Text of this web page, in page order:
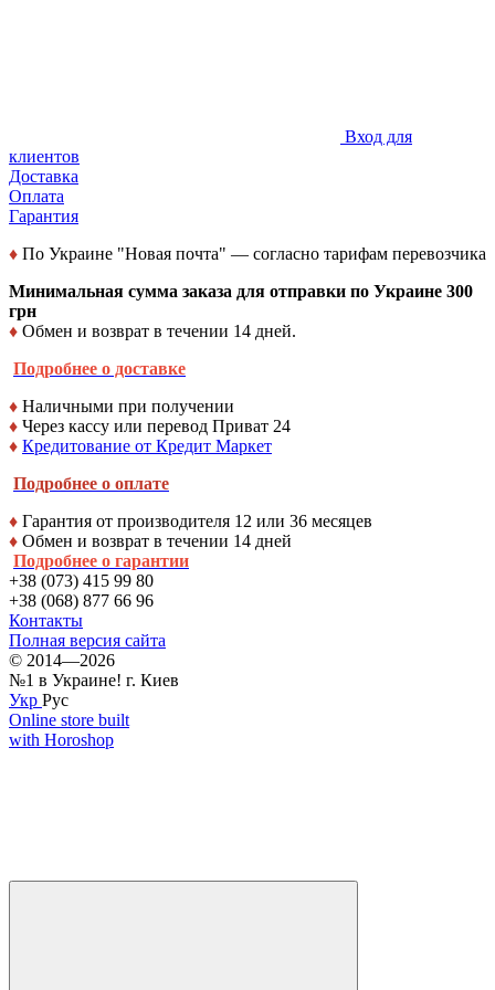
Вход для
клиентов
Доставка
Оплата
Гарантия
♦ По Украине "Новая почта" — согласно тарифам перевозчика
Минимальная сумма заказа для отправки по Украине 300
грн
♦ Обмен и возврат в течении 14 дней.
Подробнее о доставке
♦ Наличными при получении
♦ Через кассу или перевод Приват 24
♦ Кредитование от Кредит Маркет
Подробнее о оплате
♦ Гарантия от производителя 12 или 36 месяцев
♦ Обмен и возврат в течении 14 дней
Подробнее о гарантии
+38 (073) 415 99 80
+38 (068) 877 66 96
Контакты
Полная версия сайта
© 2014—2026
№1 в Украине! г. Киев
Укр Рус
Online store built
with Horoshop